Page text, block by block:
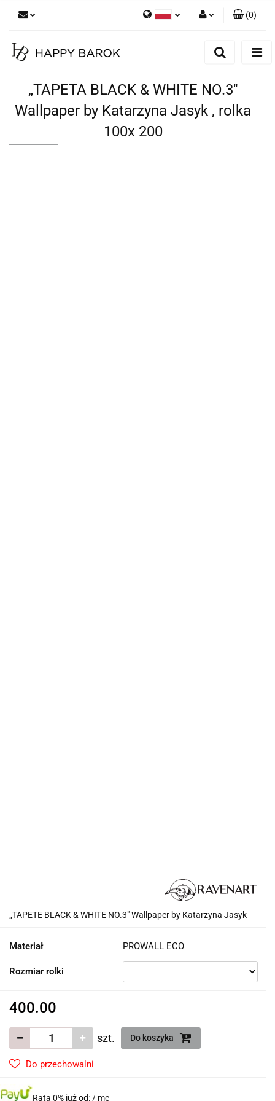
GermanDodaj zgłoszenie
(0)
„TAPETA BLACK & WHITE NO.3"
Wallpaper by Katarzyna Jasyk , rolka
100x 200
„TAPETE BLACK & WHITE NO.3" Wallpaper by Katarzyna Jasyk
Materiał PROWALL ECO
Rozmiar rolki
400.00
szt. Do koszyka
Do przechowalni
Rata 0% już od:/ mc